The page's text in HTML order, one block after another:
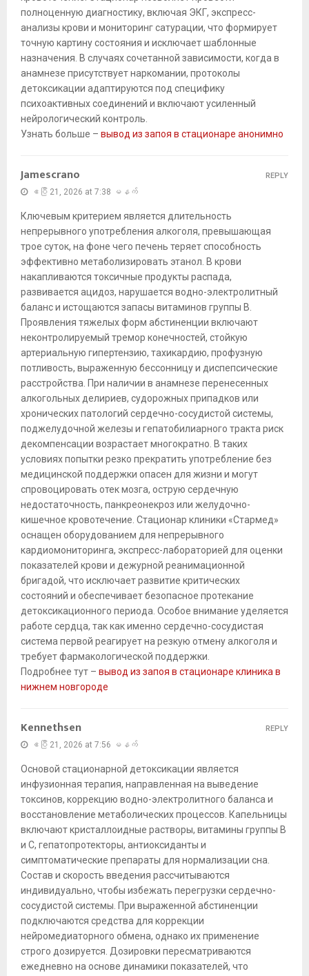
полноценную диагностику, включая ЭКГ, экспресс-
анализы крови и мониторинг сатурации, что формирует
точную картину состояния и исключает шаблонные
назначения. В случаях сочетанной зависимости, когда в
анамнезе присутствует наркомании, протоколы
детоксикации адаптируются под специфику
психоактивных соединений и включают усиленный
нейрологический контроль.
Узнать больше – вывод из запоя в стационаре анонимно
Jamescrano
ဧပြီ 21, 2026 at 7:38 မနက်
Ключевым критерием является длительность
непрерывного употребления алкоголя, превышающая
трое суток, на фоне чего печень теряет способность
эффективно метаболизировать этанол. В крови
накапливаются токсичные продукты распада,
развивается ацидоз, нарушается водно-электролитный
баланс и истощаются запасы витаминов группы B.
Проявления тяжелых форм абстиненции включают
неконтролируемый тремор конечностей, стойкую
артериальную гипертензию, тахикардию, профузную
потливость, выраженную бессонницу и диспепсические
расстройства. При наличии в анамнезе перенесенных
алкогольных делириев, судорожных припадков или
хронических патологий сердечно-сосудистой системы,
поджелудочной железы и гепатобилиарного тракта риск
декомпенсации возрастает многократно. В таких
условиях попытки резко прекратить употребление без
медицинской поддержки опасен для жизни и могут
спровоцировать отек мозга, острую сердечную
недостаточность, панкреонекроз или желудочно-
кишечное кровотечение. Стационар клиники «Стармед»
оснащен оборудованием для непрерывного
кардиомониторинга, экспресс-лабораторией для оценки
показателей крови и дежурной реанимационной
бригадой, что исключает развитие критических
состояний и обеспечивает безопасное протекание
детоксикационного периода. Особое внимание уделяется
работе сердца, так как именно сердечно-сосудистая
система первой реагирует на резкую отмену алкоголя и
требует фармакологической поддержки.
Подробнее тут – вывод из запоя в стационаре клиника в
нижнем новгороде
REPLY
Kennethsen
ဧပြီ 21, 2026 at 7:56 မနက်
Основой стационарной детоксикации является
инфузионная терапия, направленная на выведение
токсинов, коррекцию водно-электролитного баланса и
восстановление метаболических процессов. Капельницы
включают кристаллоидные растворы, витамины группы B
и C, гепатопротекторы, антиоксиданты и
симптоматические препараты для нормализации сна.
Состав и скорость введения рассчитываются
индивидуально, чтобы избежать перегрузки сердечно-
сосудистой системы. При выраженной абстиненции
подключаются средства для коррекции
нейромедиаторного обмена, однако их применение
строго дозируется. Дозировки пересматриваются
ежедневно на основе динамики показателей, что
REPLY